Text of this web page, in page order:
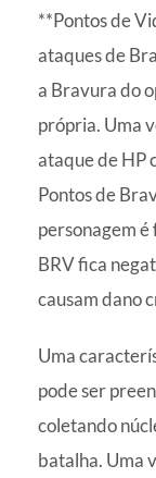
**Pontos de
ataques de
a Bravura do
própria. Uma
ataque de HP
Pontos de
personagem
BRV fica
causam dano
Uma
pode ser
coletando
batalha. Uma